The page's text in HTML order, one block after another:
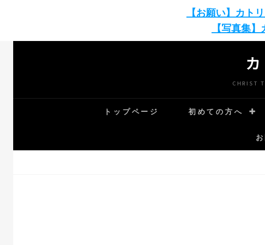
【お願い】カト
【写真集
CHRIST
トップページ 初めての方へ